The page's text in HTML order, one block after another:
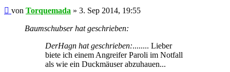
Beitrag
von Torquemada » 3. Sep 2014, 19:55
Baumschubser hat geschrieben:
DerHagn hat geschrieben:........ Lieber
biete ich einem Angreifer Paroli im Notfall
als wie ein Duckmäuser abzuhauen...